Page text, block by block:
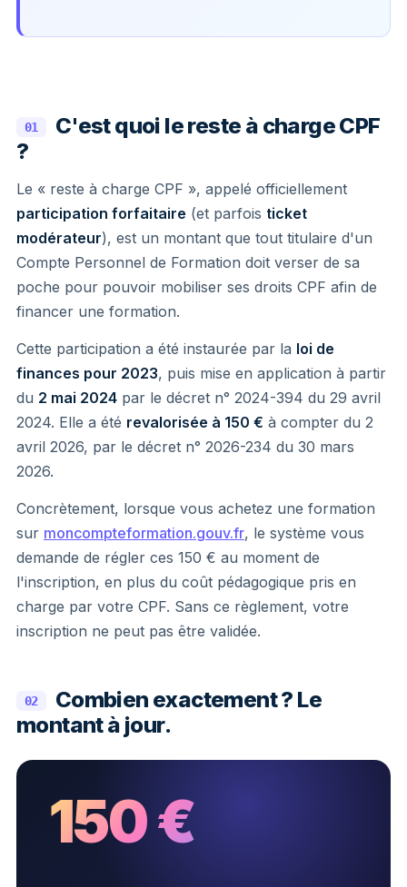
01
C'est quoi le reste à charge CPF
?
Le « reste à charge CPF », appelé officiellement
participation forfaitaire (et parfois ticket
modérateur), est un montant que tout titulaire d'un
Compte Personnel de Formation doit verser de sa
poche pour pouvoir mobiliser ses droits CPF afin de
financer une formation.
Cette participation a été instaurée par la loi de
finances pour 2023, puis mise en application à partir
du 2 mai 2024 par le décret n° 2024-394 du 29 avril
2024. Elle a été revalorisée à 150 € à compter du 2
avril 2026, par le décret n° 2026-234 du 30 mars
2026.
Concrètement, lorsque vous achetez une formation
sur moncompteformation.gouv.fr, le système vous
demande de régler ces 150 € au moment de
l'inscription, en plus du coût pédagogique pris en
charge par votre CPF. Sans ce règlement, votre
inscription ne peut pas être validée.
02
Combien exactement ? Le
montant à jour.
150 €